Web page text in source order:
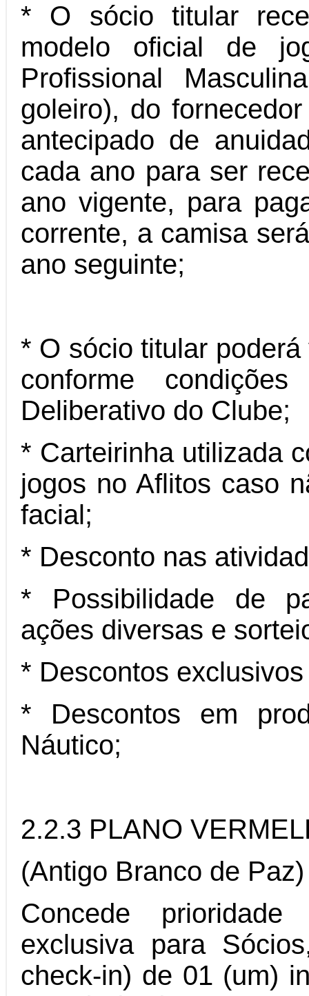
* O sócio titular
modelo oficial de
Profissional
goleiro), do
antecipado de
cada ano para ser
ano vigente, para
corrente, a camisa
ano seguinte;
* O sócio titular
conforme
Deliberativo do Clube;
* Carteirinha utilizada
jogos no Aflitos caso
facial;
* Desconto nas
* Possibilidade de
ações diversas e
* Descontos
* Descontos em
Náutico;
2.2.3 PLANO
(Antigo Branco de Paz)
Concede
exclusiva para
check-in) de 01 (um)